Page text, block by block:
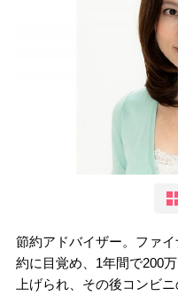
節約アドバイザー。ファ
約に目覚め、1年間で200
上げられ、その後コンビ